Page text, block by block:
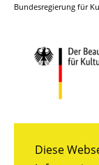
Diese
Bundesregierung für